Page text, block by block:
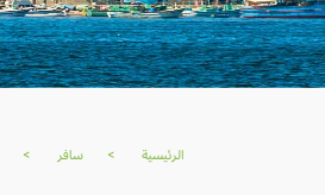
الرئيسية > سافر >